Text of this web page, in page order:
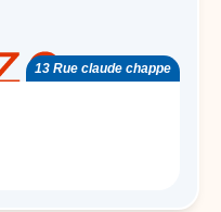
13 Rue claude chappe